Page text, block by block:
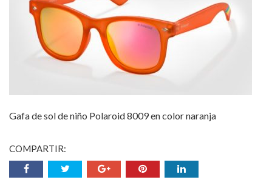
Gafa de sol de niño Polaroid 8009 en color naranja
COMPARTIR: